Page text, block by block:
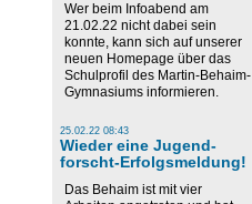
Wer beim Infoabend am
21.02.22 nicht dabei sein
konnte, kann sich auf unserer
neuen Homepage über das
Schulprofil des Martin-Behaim-
Gymnasiums informieren.
25.02.22 08:43
Wieder eine Jugend-
forscht-Erfolgsmeldung!
Das Behaim ist mit vier